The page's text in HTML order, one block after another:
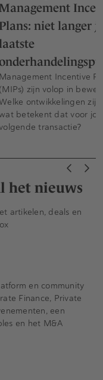
Management
Plans: niet langer
laatste
Management Incentive
(MIPs) zijn volop in
ontwikkelingen zijn
betekent dat voor
transactie?
het nieuws
artikelen, deals en
en community
Finance, Private
een
en het M&A